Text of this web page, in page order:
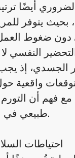
أيضًا
بحيث يتوفر
دون ضغوط العمل
التحضير النفسي
الجسدي، إذ
واقعية حول
مع فهم أن
طبيعي في الأسابيع الأولى.
احتياطات